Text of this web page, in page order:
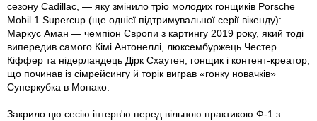
сезону Cadillac, — яку змінило тріо молодих гонщиків Porsche
Mobil 1 Supercup (ще однієї підтримувальної серії вікенду):
Маркус Аман — чемпіон Європи з картингу 2019 року, який тоді
випередив самого Кімі Антонеллі, люксембуржець Честер
Кіффер та нідерландець Дірк Схаутен, гонщик і контент-креатор,
що починав із сімрейсингу й торік виграв «гонку новачків»
Суперкубка в Монако.
Закрило цю сесію інтерв'ю перед вільною практикою Ф-1 з